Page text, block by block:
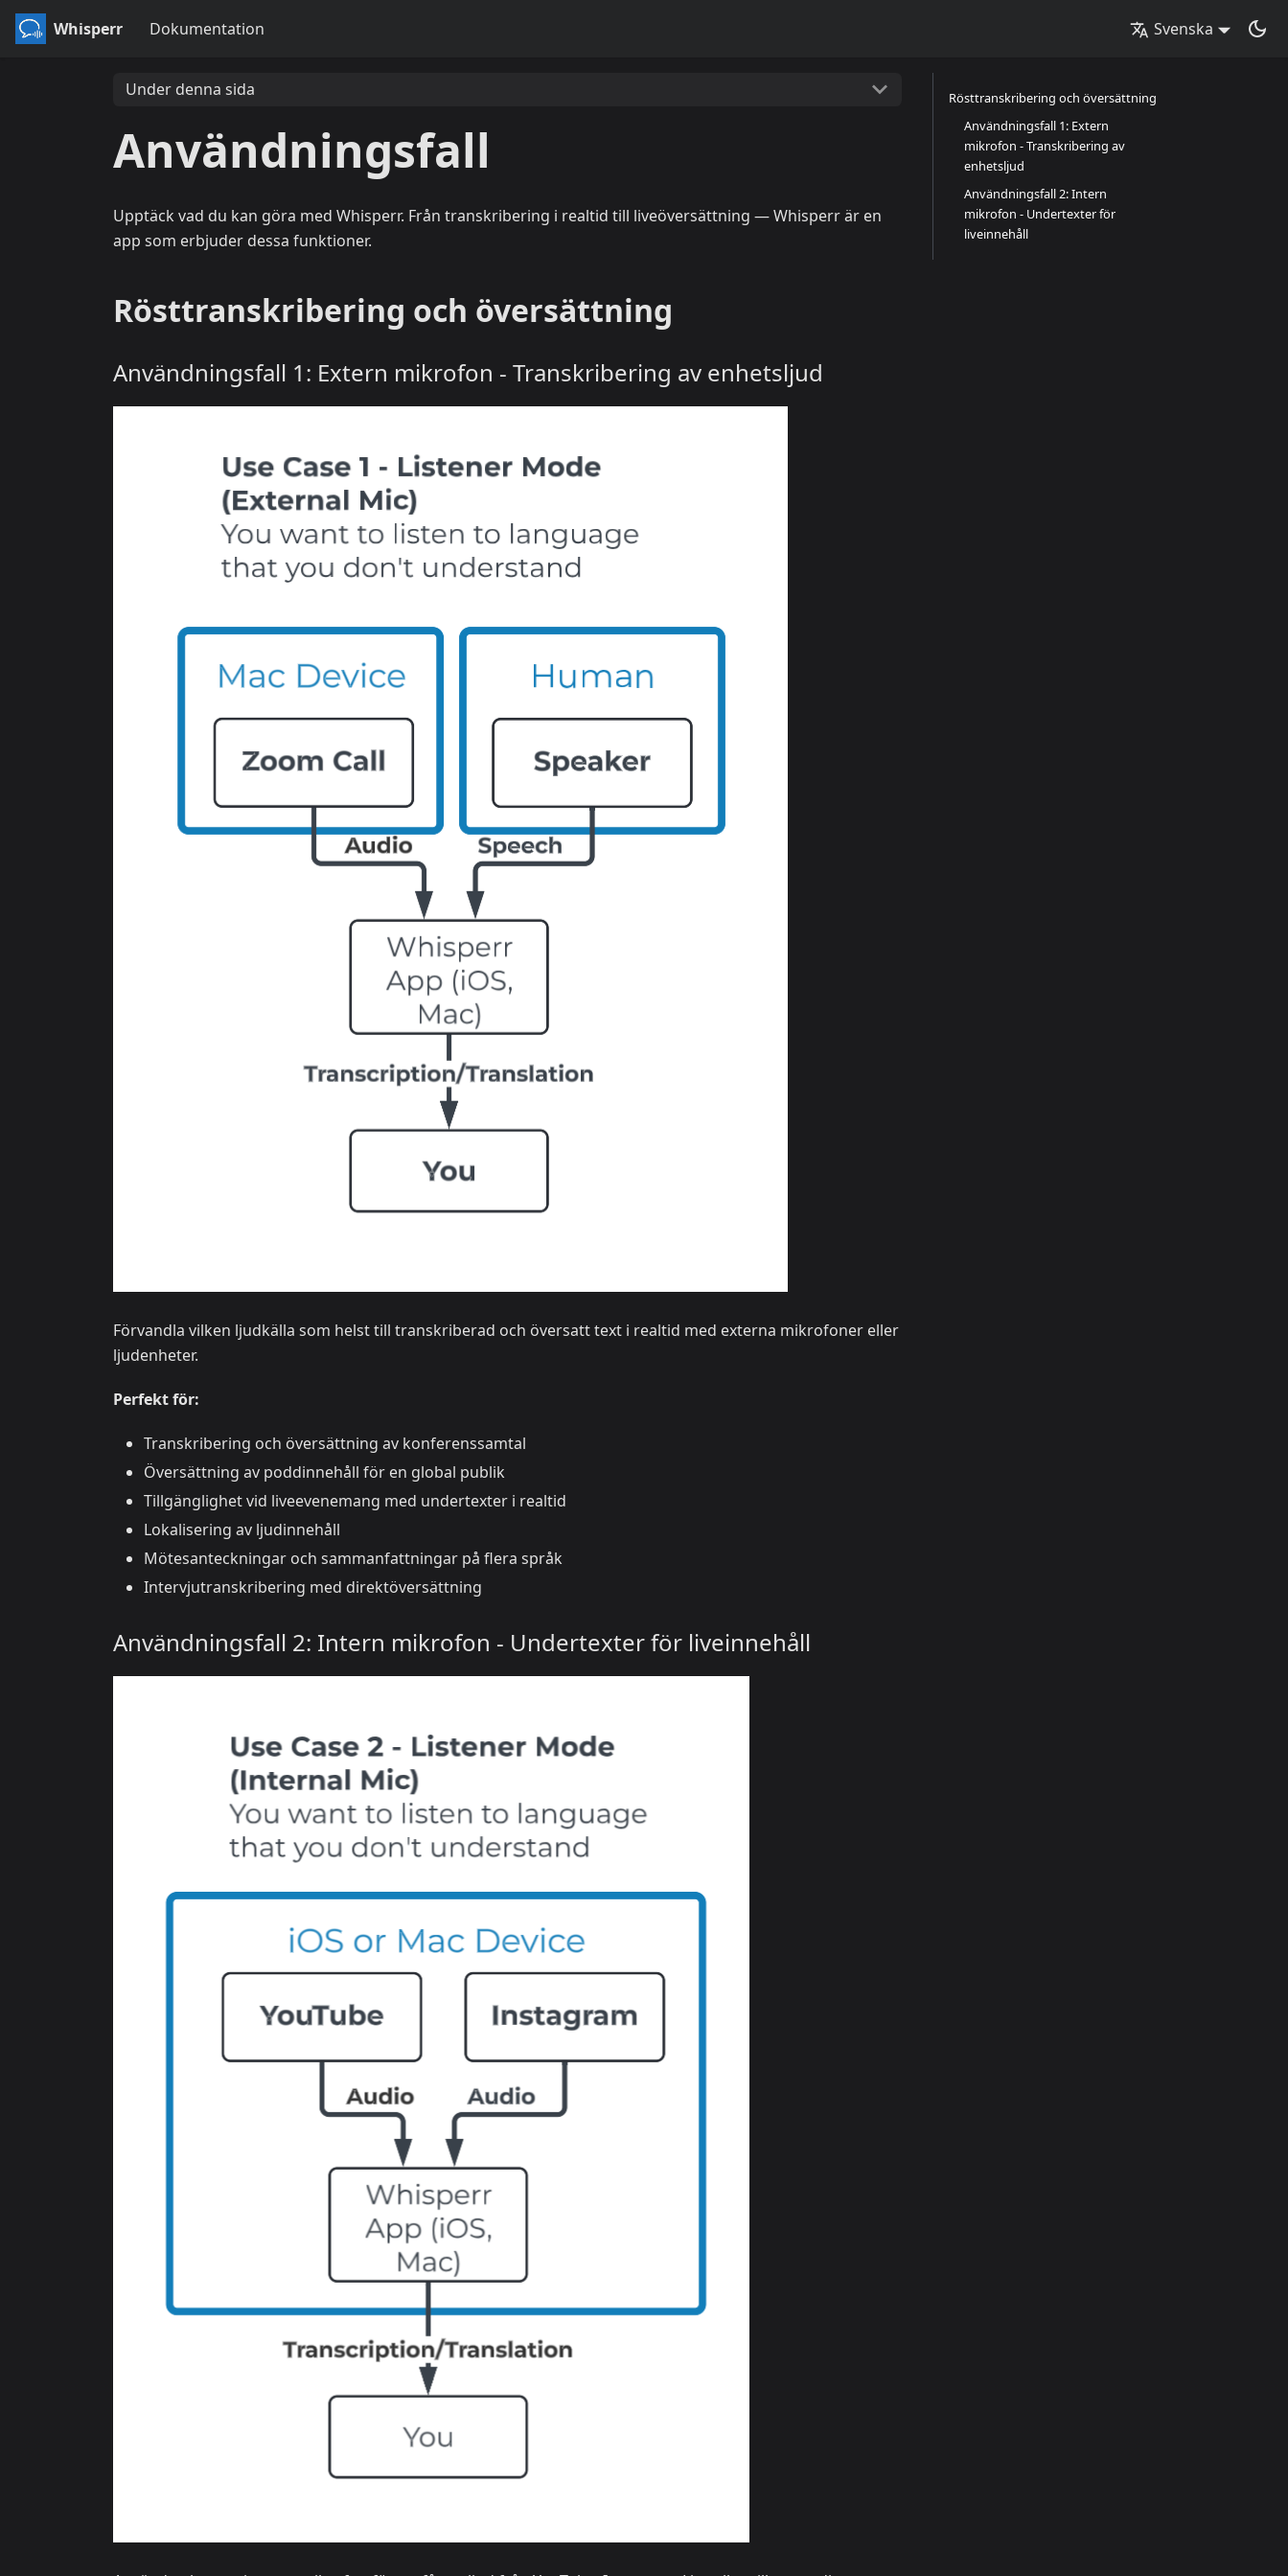
Whisperr Dokumentation Svenska
Under denna sida
Användningsfall
Upptäck vad du kan göra med Whisperr. Från transkribering i realtid till liveöversättning — Whisperr är en
app som erbjuder dessa funktioner.
Rösttranskribering och översättning
Användningsfall 1: Extern mikrofon - Transkribering av enhetsljud
Förvandla vilken ljudkälla som helst till transkriberad och översatt text i realtid med externa mikrofoner eller
ljudenheter.
Perfekt för:
Transkribering och översättning av konferenssamtal
Översättning av poddinnehåll för en global publik
Tillgänglighet vid liveevenemang med undertexter i realtid
Lokalisering av ljudinnehåll
Mötesanteckningar och sammanfattningar på flera språk
Intervjutranskribering med direktöversättning
Användningsfall 2: Intern mikrofon - Undertexter för liveinnehåll
Rösttranskribering och översättning
Användningsfall 1: Extern
mikrofon - Transkribering av
enhetsljud
Användningsfall 2: Intern
mikrofon - Undertexter för
liveinnehåll